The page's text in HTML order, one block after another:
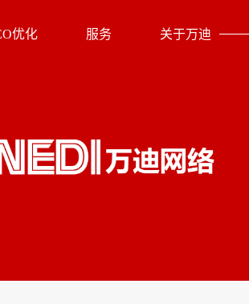
优化 服务 关于万迪